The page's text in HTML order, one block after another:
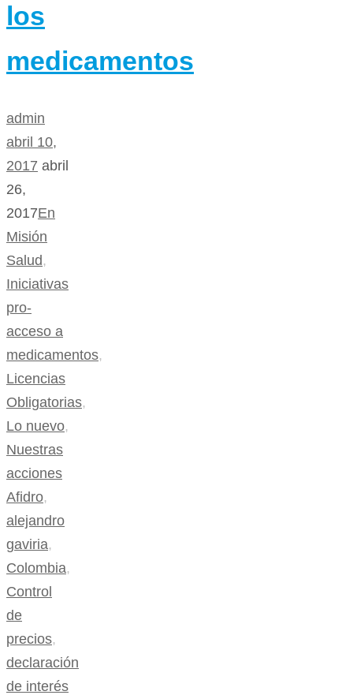
los
medicamentos
admin
abril 10,
2017 abril
26,
2017En
Misión
Salud,
Iniciativas
pro-
acceso a
medicamentos,
Licencias
Obligatorias,
Lo nuevo,
Nuestras
acciones
Afidro,
alejandro
gaviria,
Colombia,
Control
de
precios,
declaración
de interés